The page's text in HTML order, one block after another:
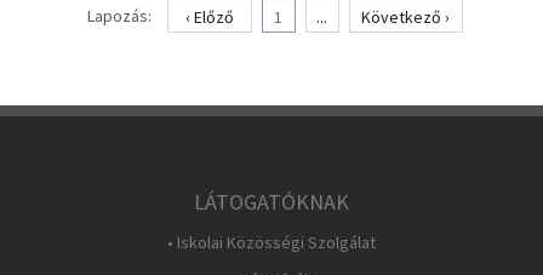
Lapozás: ‹ Előző 1 ... Következő ›
LÁTOGATÓKNAK
• Iskolai Közösségi Szolgálat